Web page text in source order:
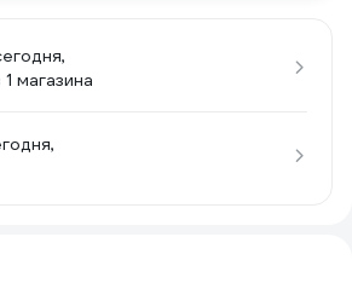
1 магазина